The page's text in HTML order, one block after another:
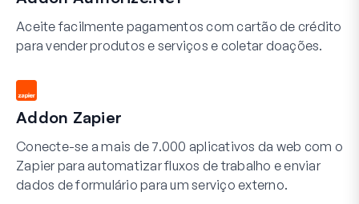
Aceite facilmente pagamentos com cartão de crédito
para vender produtos e serviços e coletar doações.
Addon Zapier
Conecte-se a mais de 7.000 aplicativos da web com o
Zapier para automatizar fluxos de trabalho e enviar
dados de formulário para um serviço externo.